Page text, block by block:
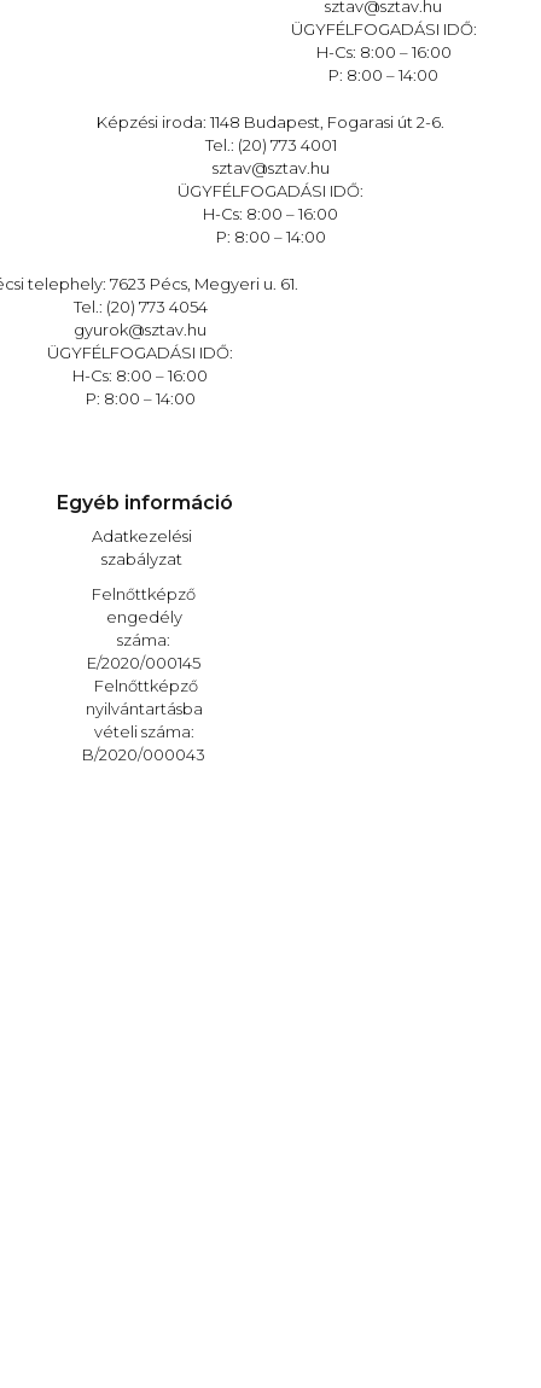
sztav@sztav.hu
ÜGYFÉLFOGADÁSI IDŐ:
H-Cs: 8:00 – 16:00
P: 8:00 – 14:00
Képzési iroda: 1148 Budapest, Fogarasi út 2-6.
Tel.: (20) 773 4001
sztav@sztav.hu
ÜGYFÉLFOGADÁSI IDŐ:
H-Cs: 8:00 – 16:00
P: 8:00 – 14:00
telephely: 7623 Pécs, Megyeri u. 61.
Tel.: (20) 773 4054
gyurok@sztav.hu
ÜGYFÉLFOGADÁSI IDŐ:
H-Cs: 8:00 – 16:00
P: 8:00 – 14:00
Egyéb információ
Adatkezelési
szabályzat
Felnőttképző
engedély
száma:
E/2020/000145
Felnőttképző
nyilvántartásba
vételi száma:
B/2020/000043